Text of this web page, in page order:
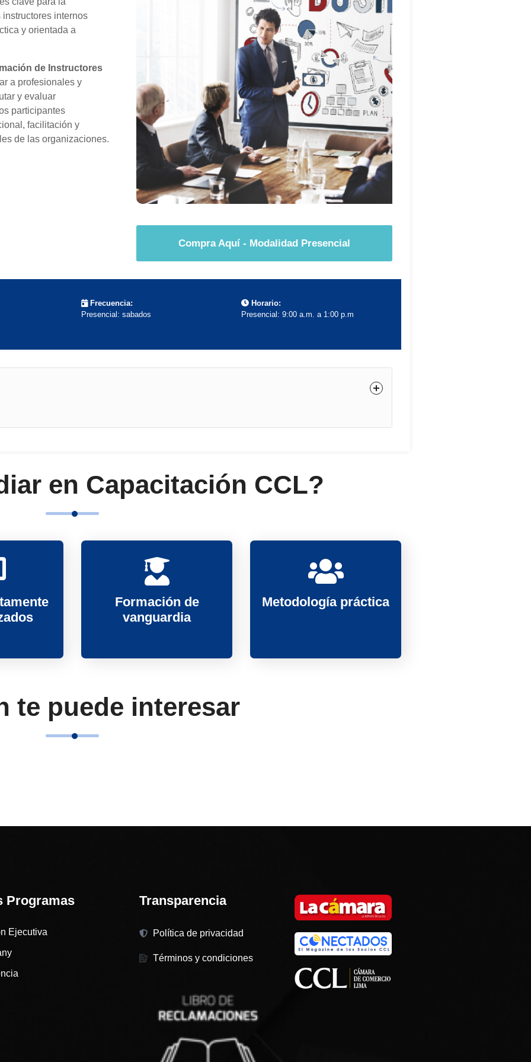
internos
y orientada a
de Instructores
a profesionales y
y evaluar
participantes
facilitación y
de las organizaciones.
Compra Aquí - Modalidad Presencial
Frecuencia:
Presencial: sabados
Horario:
Presencial: 9:00 a.m. a 1:00 p.m
y el aprendizaje.
en Capacitación CCL?
Formación de
vanguardia
Metodología práctica
te puede interesar
Programas
Ejecutiva
Transparencia
Política de privacidad
Términos y condiciones